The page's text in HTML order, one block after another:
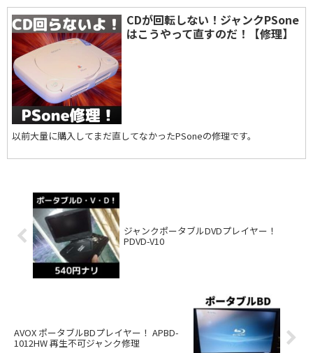
CDが回転しない！ジャンクPSone
はこうやって直すのだ！【修理】
以前大量に購入してまだ直してなかったPSoneの修理です。
ジャンクポータブルDVDプレイヤー！
PDVD-V10
AVOX ポータブルBDプレイヤー！ APBD-
1012HW 再生不可ジャンク修理